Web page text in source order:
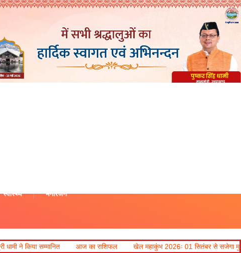
स्वास्थ्य मनोरंजन
आज का राशिफल खेल महाकुंभ 2026ः 01 सितंबर से सजेगा मुख्यमंत्री चौम्पियनशिप